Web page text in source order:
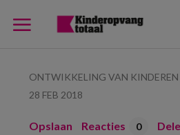
ONTWIKKELING VAN KINDEREN
28 FEB 2018
Opslaan Reacties 0